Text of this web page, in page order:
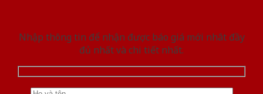
Nhập thông tin để nhận được báo giá mới nhât đầy
đủ nhất và chi tiết nhất.